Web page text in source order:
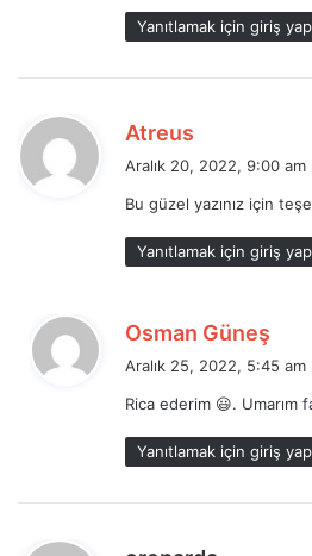
:
Yanıtlamak için giriş
Atreus
i
k
i
Aralık 20, 2022, 9:00 am
Bu güzel yazınız için
Yanıtlamak için giriş
Osman Güneş
i
k
i
Aralık 25, 2022, 5:45 am
Rica ederim 😃. Umarım
Yanıtlamak için giriş